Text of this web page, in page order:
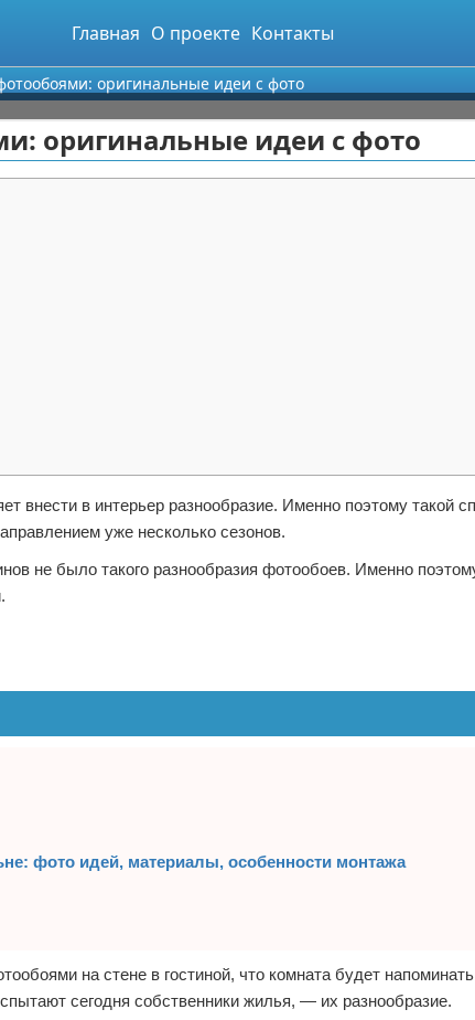
Главная О проекте Контакты
оригинальные идеи с фото
оригинальные идеи с фото
внести в интерьер разнообразие. Именно поэтому такой
уже несколько сезонов.
не было такого разнообразия фотообоев. Именно
фото идей, материалы, особенности монтажа
на стене в гостиной, что комната будет
сегодня собственники жилья, — их разнообразие.